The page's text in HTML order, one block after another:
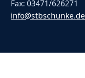
Fax: 03471/626271
info@stbschunke.de